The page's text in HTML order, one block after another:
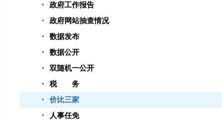
政府工作报告
政府网站抽查情况
数据发布
数据公开
双随机一公开
税 务
价比三家
人事任免